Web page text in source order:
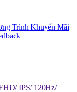
Trình Khuyến Mãi
IPS/ 120Hz/